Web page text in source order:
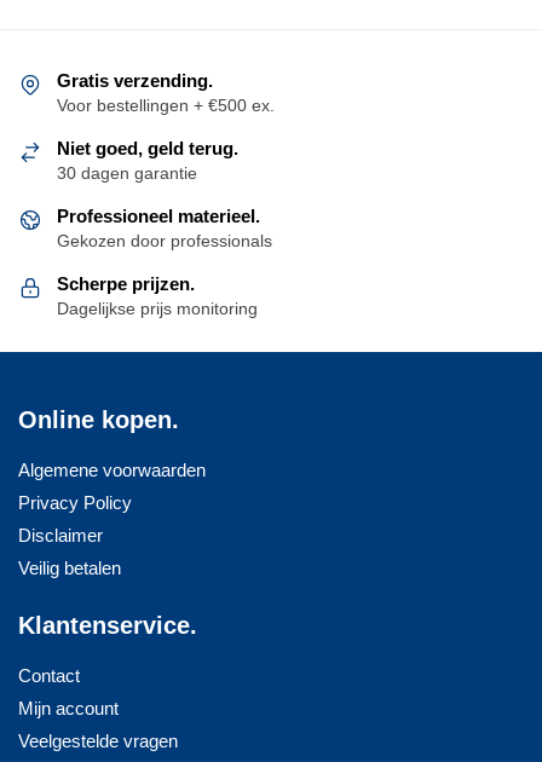
Gratis verzending.
Voor bestellingen + €500 ex.
Niet goed, geld terug.
30 dagen garantie
Professioneel materieel.
Gekozen door professionals
Scherpe prijzen.
Dagelijkse prijs monitoring
Online kopen.
Algemene voorwaarden
Privacy Policy
Disclaimer
Veilig betalen
Klantenservice.
Contact
Mijn account
Veelgestelde vragen